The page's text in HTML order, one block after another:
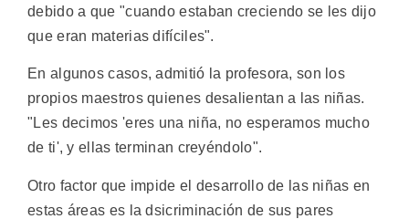
debido a que "cuando estaban creciendo se les dijo
que eran materias difíciles".
En algunos casos, admitió la profesora, son los
propios maestros quienes desalientan a las niñas.
"Les decimos 'eres una niña, no esperamos mucho
de ti', y ellas terminan creyéndolo".
Otro factor que impide el desarrollo de las niñas en
estas áreas es la dsicriminación de sus pares